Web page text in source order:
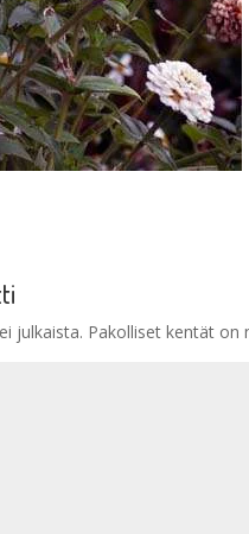
julkaista. Pakolliset kentät